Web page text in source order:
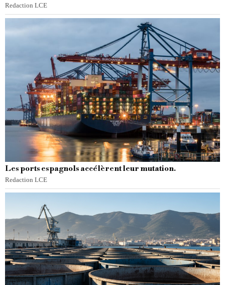
Redaction LCE
Les ports espagnols accélèrent leur mutation.
Redaction LCE